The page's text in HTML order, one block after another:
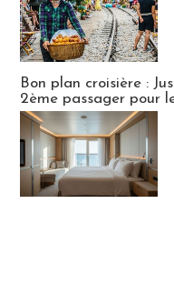
Bon plan croisière :
2ème passager pour